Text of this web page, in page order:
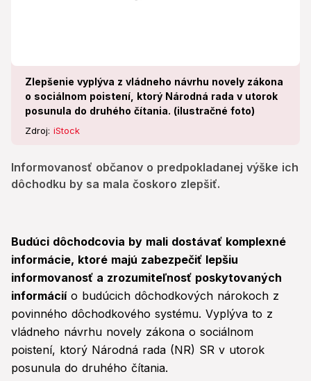
Zlepšenie vyplýva z vládneho návrhu novely zákona
o sociálnom poistení, ktorý Národná rada v utorok
posunula do druhého čítania. (ilustračné foto)
Zdroj: iStock
Informovanosť občanov o predpokladanej výške ich
dôchodku by sa mala čoskoro zlepšiť.
Budúci dôchodcovia by mali dostávať komplexné
informácie, ktoré majú zabezpečiť lepšiu
informovanosť a zrozumiteľnosť poskytovaných
informáciío budúcich dôchodkových nárokoch z
povinného dôchodkového systému. Vyplýva to z
vládneho návrhu novely zákona o sociálnom
poistení, ktorý Národná rada (NR) SR v utorok
posunula do druhého čítania.